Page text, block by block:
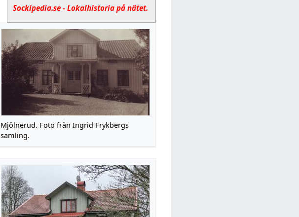
Sockipedia.se - Lokalhistoria på nätet.
Mjölnerud. Foto från Ingrid Frykbergs
samling.